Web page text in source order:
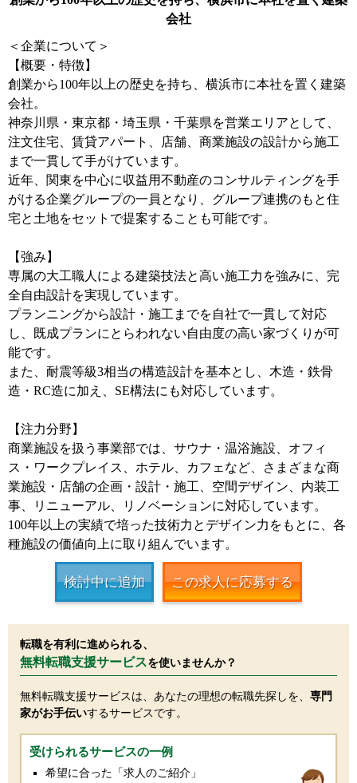
会社
＜企業について＞
【概要・特徴】
創業から100年以上の歴史を持ち、横浜市に本社を置く建築
会社。
神奈川県・東京都・埼玉県・千葉県を営業エリアとして、
注文住宅、賃貸アパート、店舗、商業施設の設計から施工
まで一貫して手がけています。
近年、関東を中心に収益用不動産のコンサルティングを手
がける企業グループの一員となり、グループ連携のもと住
宅と土地をセットで提案することも可能です。
【強み】
専属の大工職人による建築技法と高い施工力を強みに、完
全自由設計を実現しています。
プランニングから設計・施工までを自社で一貫して対応
し、既成プランにとらわれない自由度の高い家づくりが可
能です。
また、耐震等級3相当の構造設計を基本とし、木造・鉄骨
造・RC造に加え、SE構法にも対応しています。
【注力分野】
商業施設を扱う事業部では、サウナ・温浴施設、オフィ
ス・ワークプレイス、ホテル、カフェなど、さまざまな商
業施設・店舗の企画・設計・施工、空間デザイン、内装工
事、リニューアル、リノベーションに対応しています。
100年以上の実績で培った技術力とデザイン力をもとに、各
種施設の価値向上に取り組んでいます。
検討中に追加 この求人に応募する
転職を有利に進められる、
無料転職支援サービスを使いませんか？
無料転職支援サービスは、あなたの理想の転職先探しを、 専門
家がお手伝いするサービスです。
受けられるサービスの一例
希望に合った「求人のご紹介」